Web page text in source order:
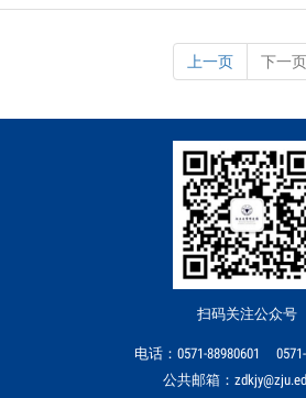
上一页 下一页
扫码关注公众号
电话：0571-88980601 0571-
公共邮箱：